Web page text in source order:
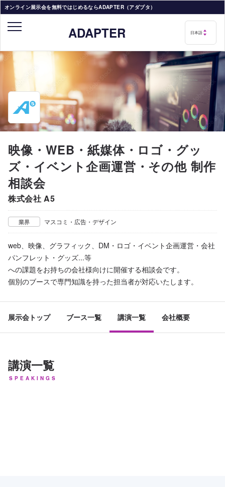
オンライン展示会を無料ではじめるならADAPTER（アダプタ）
ADAPTER
映像・WEB・紙媒体・ロゴ・グッ
ズ・イベント企画運営・その他 制作
相談会
株式会社 A5
業界 マスコミ・広告・デザイン
web、映像、グラフィック、DM・ロゴ・イベント企画運営・会社
パンフレット・グッズ...等
への課題をお持ちの会社様向けに開催する相談会です。
個別のブースで専門知識を持った担当者が対応いたします。
展示会トップ ブース一覧 講演一覧 会社概要
講演一覧
SPEAKINGS